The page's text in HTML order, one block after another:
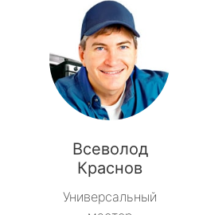
Всеволод
Краснов
Универсальный